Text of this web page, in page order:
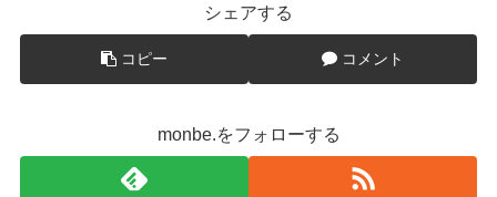
シェアする
コピー コメント
monbe.をフォローする